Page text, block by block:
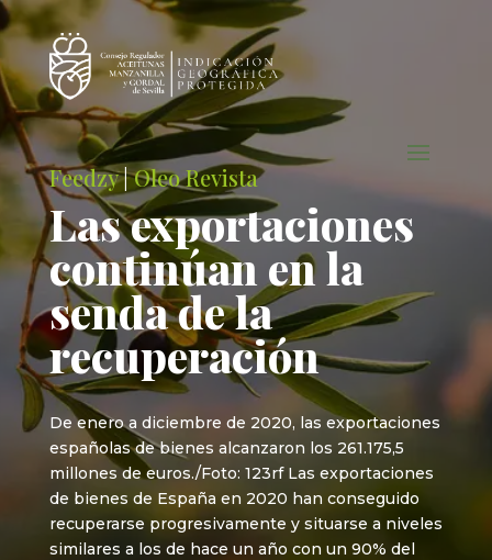
Feedzy|Oleo Revista
Las exportaciones
continúan en la
senda de la
recuperación
De enero a diciembre de 2020, las exportaciones
españolas de bienes alcanzaron los 261.175,5
millones de euros./Foto: 123rf Las exportaciones
de bienes de España en 2020 han conseguido
recuperarse progresivamente y situarse a niveles
similares a los de hace un año con un 90% del